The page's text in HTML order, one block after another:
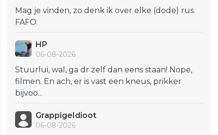
Mag je vinden, zo denk ik over elke (dode) rus.
FAFO.
HP
06-08-2026
Stuurlui, wal, ga dr zelf dan eens staan! Nope,
filmen. En ach, er is vast een kneus, prikker
bijvoo...
GrappigeIdioot
06-08-2026